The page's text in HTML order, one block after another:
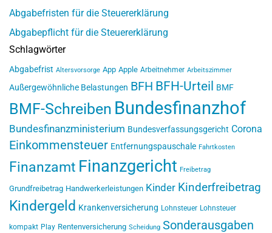
Abgabefristen für die Steuererklärung
Abgabepflicht für die Steuererklärung
Schlagwörter
Abgabefrist Altersvorsorge App Apple Arbeitnehmer Arbeitszimmer
Außergewöhnliche Belastungen BFH BFH-Urteil BMF
BMF-Schreiben Bundesfinanzhof
Bundesfinanzministerium Bundesverfassungsgericht Corona
Einkommensteuer Entfernungspauschale Fahrtkosten
Finanzamt Finanzgericht Freibetrag
Grundfreibetrag Handwerkerleistungen Kinder Kinderfreibetrag
Kindergeld Krankenversicherung Lohnsteuer Lohnsteuer
kompakt Play Rentenversicherung Scheidung Sonderausgaben